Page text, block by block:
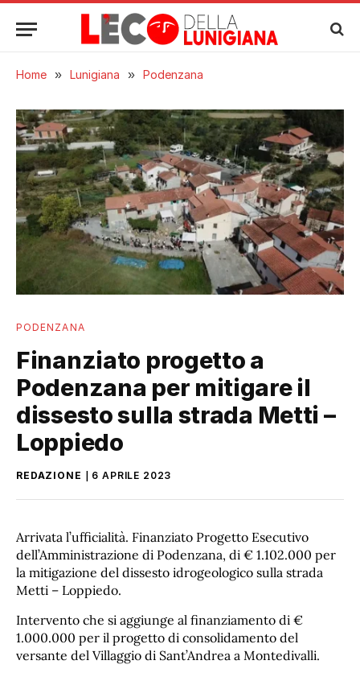
Home » Lunigiana » Podenzana
PODENZANA
Finanziato progetto a
Podenzana per mitigare il
dissesto sulla strada Metti –
Loppiedo
REDAZIONE 6 APRILE 2023
Arrivata l’ufficialità. Finanziato Progetto Esecutivo
dell’Amministrazione di Podenzana, di € 1.102.000 per
la mitigazione del dissesto idrogeologico sulla strada
Metti – Loppiedo.
Intervento che si aggiunge al finanziamento di €
1.000.000 per il progetto di consolidamento del
versante del Villaggio di Sant’Andrea a Montedivalli.